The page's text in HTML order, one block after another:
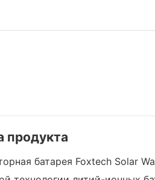
продукта
батарея Foxtech Solar